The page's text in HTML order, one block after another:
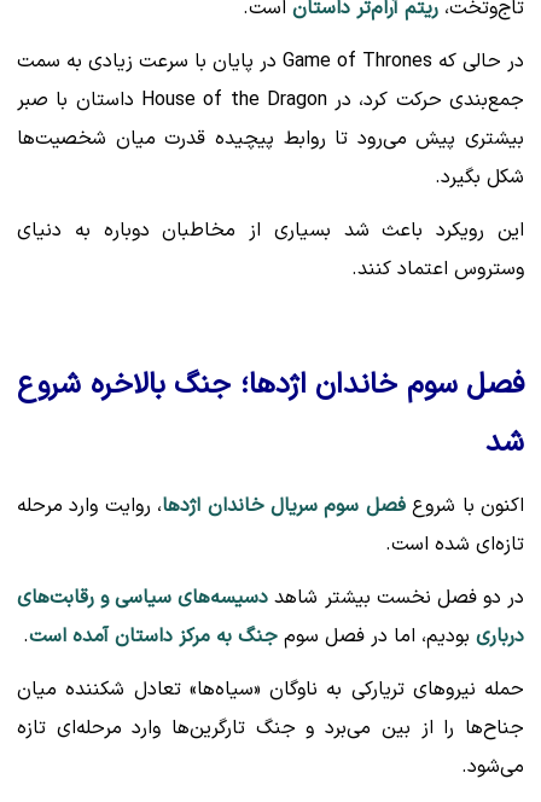
تاج‌وتخت، ریتم آرام‌تر داستان است.
در حالی که Game of Thrones در پایان با سرعت زیادی به سمت
جمع‌بندی حرکت کرد، در House of the Dragon داستان با صبر
بیشتری پیش می‌رود تا روابط پیچیده قدرت میان شخصیت‌ها
شکل بگیرد.
این رویکرد باعث شد بسیاری از مخاطبان دوباره به دنیای
وستروس اعتماد کنند.
فصل سوم خاندان اژدها؛ جنگ بالاخره شروع
شد
اکنون با شروعفصل سوم سریال خاندان اژدها، روایت وارد مرحله
تازه‌ای شده است.
در دو فصل نخست بیشتر شاهد دسیسه‌های سیاسی و رقابت‌های
درباری بودیم، اما در فصل سوم جنگ به مرکز داستان آمده است.
حمله نیروهای تریارکی به ناوگان «سیاه‌ها» تعادل شکننده میان
جناح‌ها را از بین می‌برد و جنگ تارگرین‌ها وارد مرحله‌ای تازه
می‌شود.